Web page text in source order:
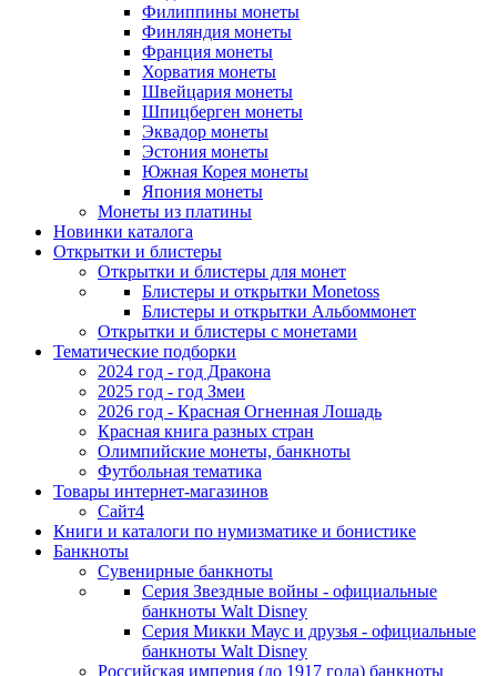
Филиппины монеты
Финляндия монеты
Франция монеты
Хорватия монеты
Швейцария монеты
Шпицберген монеты
Эквадор монеты
Эстония монеты
Южная Корея монеты
Япония монеты
Монеты из платины
Новинки каталога
Открытки и блистеры
Открытки и блистеры для монет
Блистеры и открытки Monetoss
Блистеры и открытки Альбоммонет
Открытки и блистеры с монетами
Тематические подборки
2024 год - год Дракона
2025 год - год Змеи
2026 год - Красная Огненная Лошадь
Красная книга разных стран
Олимпийские монеты, банкноты
Футбольная тематика
Товары интернет-магазинов
Сайт4
Книги и каталоги по нумизматике и бонистике
Банкноты
Сувенирные банкноты
Серия Звездные войны - официальные
банкноты Walt Disney
Серия Микки Маус и друзья - официальные
банкноты Walt Disney
Российская империя (до 1917 года) банкноты